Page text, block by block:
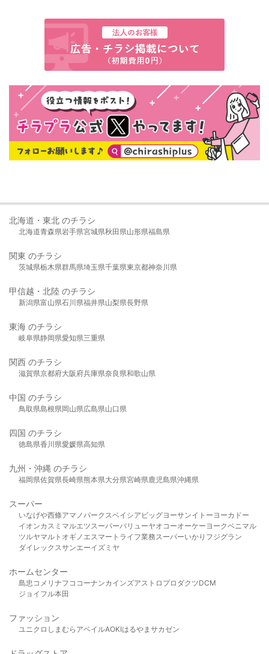
北海道・東北 のチラシ
北海道青森県岩手県宮城県秋田県山形県福島県
関東 のチラシ
茨城県栃木県群馬県埼玉県千葉県東京都神奈川県
甲信越・北陸 のチラシ
新潟県富山県石川県福井県山梨県長野県
東海 のチラシ
岐阜県静岡県愛知県三重県
関西 のチラシ
滋賀県京都府大阪府兵庫県奈良県和歌山県
中国 のチラシ
鳥取県島根県岡山県広島県山口県
四国 のチラシ
徳島県香川県愛媛県高知県
九州・沖縄 のチラシ
福岡県佐賀県長崎県熊本県大分県宮崎県鹿児島県沖縄県
スーパー
いなげや西條アマノパークスベイシア ビッグヨーサンイトーヨーカドー
イオンカスミ マルエツスーパーバリューヤオコーオーケー ヨークベニマル
ツルヤマルト オギノ エスマート ライフ業務スーパーいかり フジグラン
ダイレックスサンエーイズミヤ
ホームセンター
島忠 コメリ ナフコ コーナンカインズアストロプロダクツDCM
ジョイフル本田
ファッション
ユニクロ しまむら アベイルAOKIはるやま サカゼン